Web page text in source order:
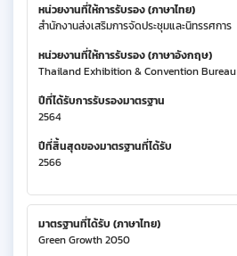
หน่วยงานที่ให้การรับรอง (ภาษาไทย)
สำนักงานส่งเสริมการจัดประชุมและนิทรรศการ
หน่วยงานที่ให้การรับรอง (ภาษาอังกฤษ)
Thailand Exhibition & Convention Bureau
ปีที่ได้รับการรับรองมาตรฐาน
2564
ปีที่สิ้นสุดของมาตรฐานที่ได้รับ
2566
มาตรฐานที่ได้รับ (ภาษาไทย)
Green Growth 2050